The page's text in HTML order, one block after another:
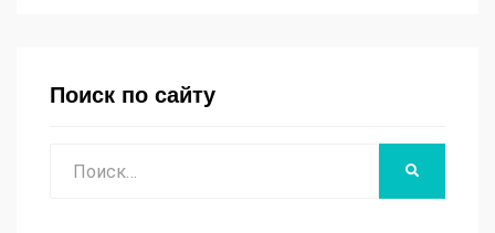
Поиск по сайту